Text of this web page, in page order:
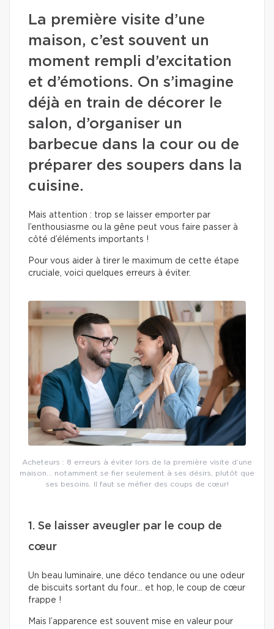
La première visite d’une
maison, c’est souvent un
moment rempli d’excitation
et d’émotions. On s’imagine
déjà en train de décorer le
salon, d’organiser un
barbecue dans la cour ou de
préparer des soupers dans la
cuisine.
Mais attention : trop se laisser emporter par
l’enthousiasme ou la gêne peut vous faire passer à
côté d’éléments importants !
Pour vous aider à tirer le maximum de cette étape
cruciale, voici quelques erreurs à éviter.
Acheteurs : 8 erreurs à éviter lors de la première visite d’une
maison… notamment se fier seulement à ses désirs, plutôt que
ses besoins. Il faut se méfier des coups de cœur!
1. Se laisser aveugler par le coup de
cœur
Un beau luminaire, une déco tendance ou une odeur
de biscuits sortant du four… et hop, le coup de cœur
frappe !
Mais l’apparence est souvent mise en valeur pour